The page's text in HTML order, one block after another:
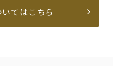
てはこちら